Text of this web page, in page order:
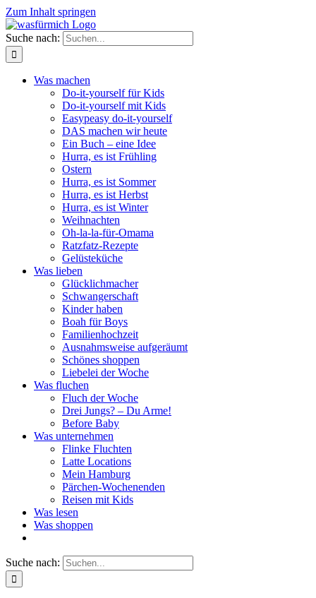
Zum Inhalt springen
Suche nach:
Was machen
Do-it-yourself für Kids
Do-it-yourself mit Kids
Easypeasy do-it-yourself
DAS machen wir heute
Ein Buch – eine Idee
Hurra, es ist Frühling
Ostern
Hurra, es ist Sommer
Hurra, es ist Herbst
Hurra, es ist Winter
Weihnachten
Oh-la-la-für-Omama
Ratzfatz-Rezepte
Gelüsteküche
Was lieben
Glücklichmacher
Schwangerschaft
Kinder haben
Boah für Boys
Familienhochzeit
Ausnahmsweise aufgeräumt
Schönes shoppen
Liebelei der Woche
Was fluchen
Fluch der Woche
Drei Jungs? – Du Arme!
Before Baby
Was unternehmen
Flinke Fluchten
Latte Locations
Mein Hamburg
Pärchen-Wochenenden
Reisen mit Kids
Was lesen
Was shoppen
Suche nach: